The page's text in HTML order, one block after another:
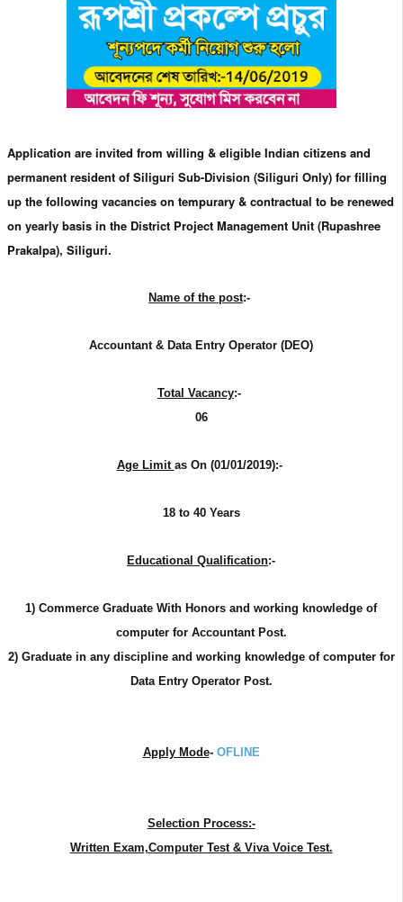
Application are invited from willing & eligible Indian citizens and
permanent resident of Siliguri Sub-Division (Siliguri Only) for filling
up the following vacancies on tempurary & contractual to be renewed
on yearly basis in the District Project Management Unit (Rupashree
Prakalpa), Siliguri.
Name of the post:-
Accountant & Data Entry Operator (DEO)
Total Vacancy:-
06
Age Limit as On (01/01/2019):-
18 to 40 Years
Educational Qualification:-
1) Commerce Graduate With Honors and working knowledge of
computer for Accountant Post.
2) Graduate in any discipline and working knowledge of computer for
Data Entry Operator Post.
Apply Mode- OFLINE
Selection Process:-
Written Exam,Computer Test & Viva Voice Test.